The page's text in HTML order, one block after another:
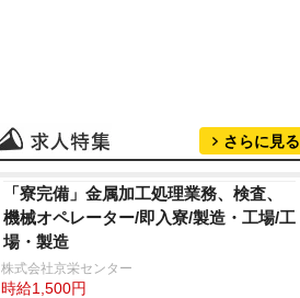
さらに見る
「寮完備」金属加工処理業務、検査、
機械オペレーター/即入寮/製造・工場/工
場・製造
株式会社京栄センター
時給1,500円